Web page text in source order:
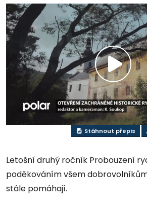
Stáhnout přepis
Letošní druhý ročník Probouzení
poděkováním všem
stále pomáhají.